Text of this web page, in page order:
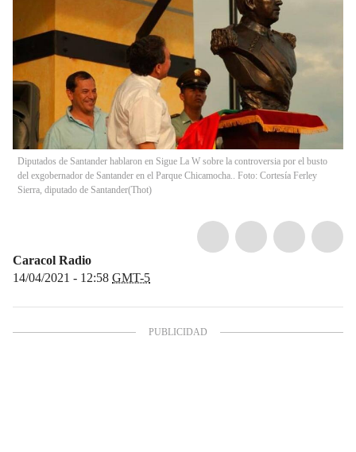
Diputados de Santander hablaron en Sigue La W sobre la controversia por el busto
del exgobernador de Santander en el Parque Chicamocha.. Foto: Cortesía Ferley
Sierra, diputado de Santander(Thot)
Caracol Radio
14/04/2021 - 12:58 GMT-5